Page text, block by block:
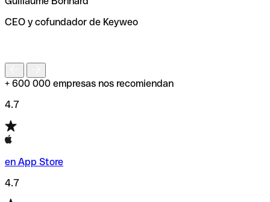
de enviar tu transferencia.
CEO y cofundador de Keyweo
+ 600 000 empresas nos recomiendan
4.7
en App Store
4.7